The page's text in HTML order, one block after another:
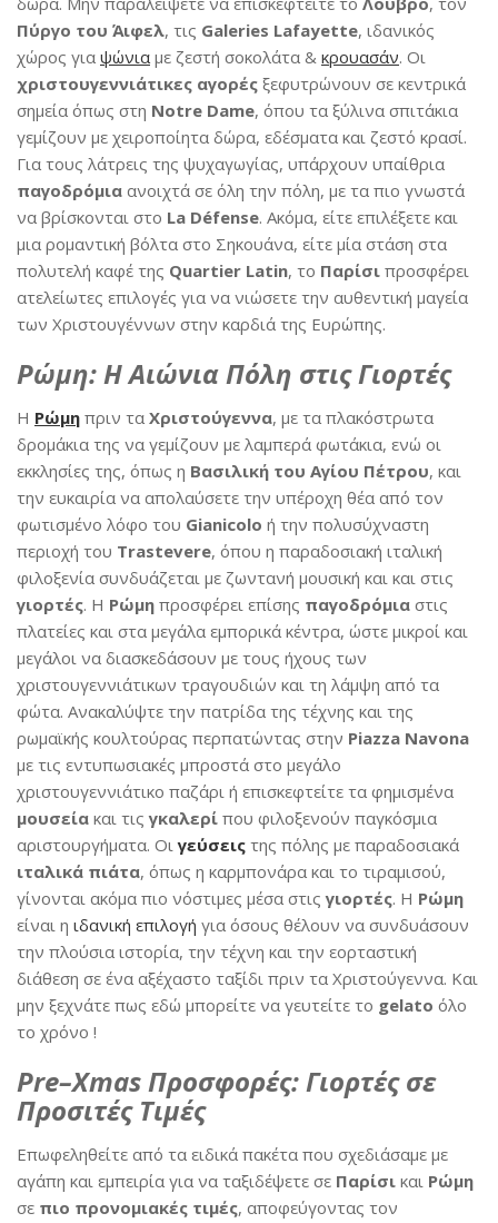
Πύργο του Άιφελ, τις Galeries Lafayette, ιδανικός
χώρος για ψώνια με ζεστή σοκολάτα & κρουασάν. Οι
χριστουγεννιάτικες αγορές ξεφυτρώνουν σε κεντρικά
σημεία όπως στη Notre Dame, όπου τα ξύλινα σπιτάκια
γεμίζουν με χειροποίητα δώρα, εδέσματα και ζεστό κρασί.
Για τους λάτρεις της ψυχαγωγίας, υπάρχουν υπαίθρια
παγοδρόμια ανοιχτά σε όλη την πόλη, με τα πιο γνωστά
να βρίσκονται στο La Défense. Ακόμα, είτε επιλέξετε και
μια ρομαντική βόλτα στο Σηκουάνα, είτε μία στάση στα
πολυτελή καφέ της Quartier Latin, το Παρίσι προσφέρει
ατελείωτες επιλογές για να νιώσετε την αυθεντική μαγεία
των Χριστουγέννων στην καρδιά της Ευρώπης.
Ρώμη: Η Αιώνια Πόλη στις Γιορτές
Η Ρώμη πριν τα Χριστούγεννα, με τα πλακόστρωτα
δρομάκια της να γεμίζουν με λαμπερά φωτάκια, ενώ οι
εκκλησίες της, όπως η Βασιλική του Αγίου Πέτρου, και
την ευκαιρία να απολαύσετε την υπέροχη θέα από τον
φωτισμένο λόφο του Gianicolo ή την πολυσύχναστη
περιοχή του Trastevere, όπου η παραδοσιακή ιταλική
φιλοξενία συνδυάζεται με ζωντανή μουσική και και στις
γιορτές. Η Ρώμη προσφέρει επίσης παγοδρόμια στις
πλατείες και στα μεγάλα εμπορικά κέντρα, ώστε μικροί και
μεγάλοι να διασκεδάσουν με τους ήχους των
χριστουγεννιάτικων τραγουδιών και τη λάμψη από τα
φώτα. Ανακαλύψτε την πατρίδα της τέχνης και της
ρωμαϊκής κουλτούρας περπατώντας στην Piazza Navona
με τις εντυπωσιακές μπροστά στο μεγάλο
χριστουγεννιάτικο παζάρι ή επισκεφτείτε τα φημισμένα
μουσεία και τιςγκαλερί που φιλοξενούν παγκόσμια
αριστουργήματα. Οιγεύσεις της πόλης με παραδοσιακά
ιταλικά πιάτα, όπως η καρμπονάρα και το τιραμισού,
γίνονται ακόμα πιο νόστιμες μέσα στιςγιορτές. Η Ρώμη
είναι η ιδανική επιλογή για όσους θέλουν να συνδυάσουν
την πλούσια ιστορία, την τέχνη και την εορταστική
διάθεση σε ένα αξέχαστο ταξίδι πριν τα Χριστούγεννα. Και
μην ξεχνάτε πως εδώ μπορείτε να γευτείτε το gelato όλο
το χρόνο !
Pre–XmasΠροσφορές: Γιορτές σε
Προσιτές Τιμές
Επωφεληθείτε από τα ειδικά πακέτα που σχεδιάσαμε με
αγάπη και εμπειρία για να ταξιδέψετε σε Παρίσι και Ρώμη
σε πιο προνομιακές τιμές, αποφεύγοντας τον